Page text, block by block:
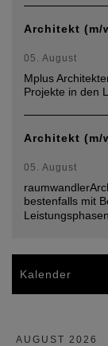
Architekt
05. August
Mplus
Projekte in den
Architekt (m/
05. August
bestenfalls mit
Kalender
AUGUST 2026